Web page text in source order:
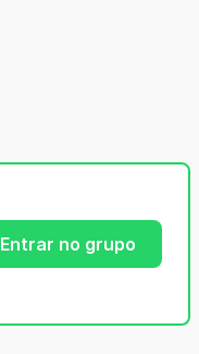
Entrar no grupo